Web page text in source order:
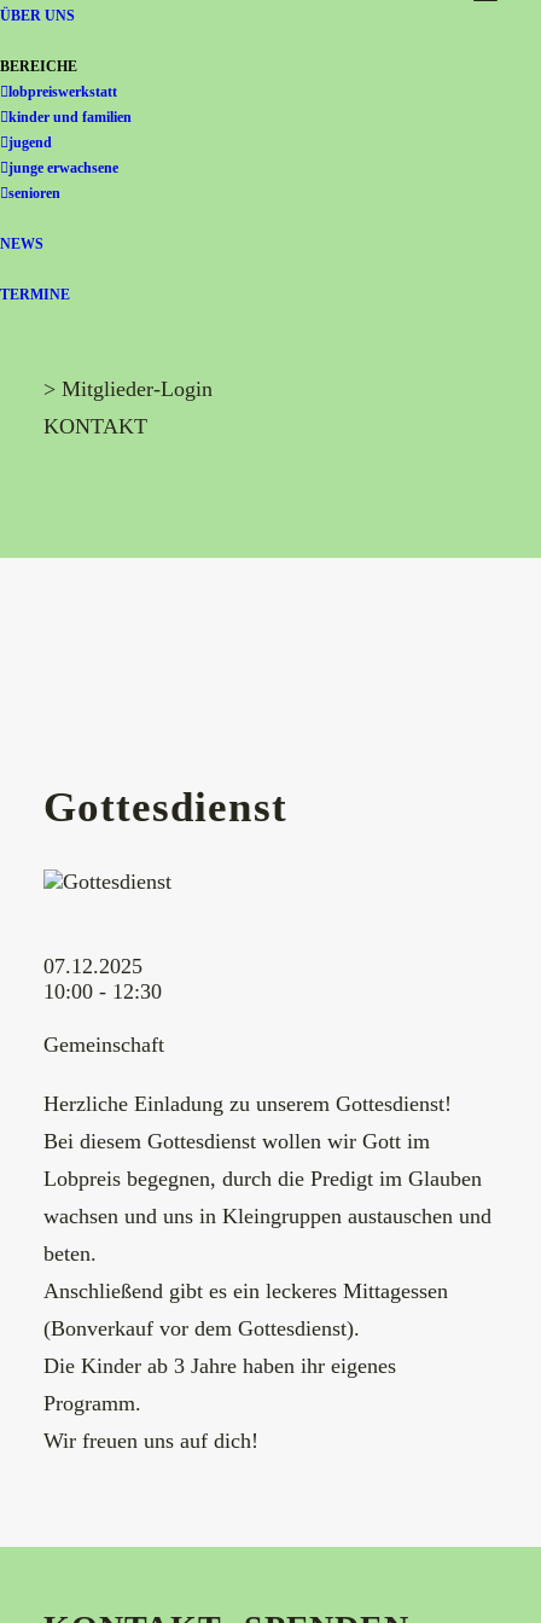
Gemeinschaft Immanuel
ÜBER UNS
BEREICHE
lobpreiswerkstatt
kinder und familien
jugend
junge erwachsene
senioren
NEWS
TERMINE
> Mitglieder-Login
KONTAKT
Gottesdienst
07.12.2025
10:00 - 12:30
Gemeinschaft
Herzliche Einladung zu unserem Gottesdienst!
Bei diesem Gottesdienst wollen wir Gott im
Lobpreis begegnen, durch die Predigt im Glauben
wachsen und uns in Kleingruppen austauschen und
beten.
Anschließend gibt es ein leckeres Mittagessen
(Bonverkauf vor dem Gottesdienst).
Die Kinder ab 3 Jahre haben ihr eigenes
Programm.
Wir freuen uns auf dich!